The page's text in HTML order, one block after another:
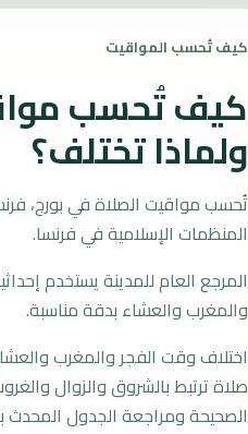
كيف تُحسب المواقيت
كيف تُحسب
ولماذا تختلف؟
المنظمات الإسلامية في فرنسا.
والمغرب والعشاء بدقة مناسبة.
اختلاف وقت الفجر والمغرب
صلاة ترتبط بالشروق والزوال
الصحيحة ومراجعة الجدول المحدث